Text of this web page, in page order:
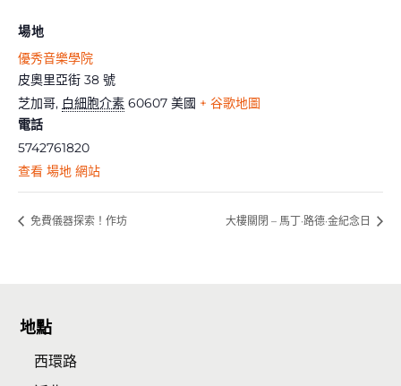
場地
優秀音樂學院
皮奧里亞街 38 號
芝加哥, 白細胞介素 60607 美國 + 谷歌地圖
電話
5742761820
查看 場地 網站
免費儀器探索！作坊 大樓關閉 – 馬丁·路德·金紀念日
地點
西環路